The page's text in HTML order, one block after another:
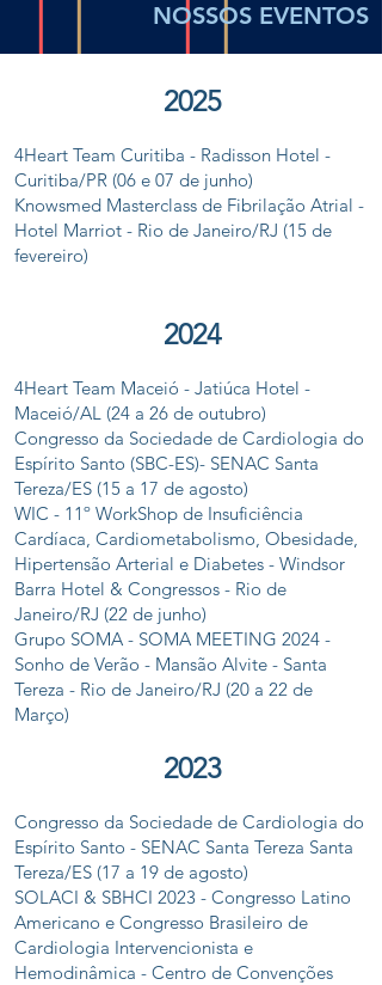
NOSSOS EVENTOS
2025
4Heart Team Curitiba - Radisson Hotel -
Curitiba/PR (06 e 07 de junho)
Knowsmed Masterclass de Fibrilação Atrial -
Hotel Marriot - Rio de Janeiro/RJ (15 de
fevereiro)
2024
4Heart Team Maceió - Jatiúca Hotel -
Maceió/AL (24 a 26 de outubro)
Congresso da Sociedade de Cardiologia do
Espírito Santo (SBC-ES)- SENAC Santa
Tereza/ES (15 a 17 de agosto)
WIC - 11º WorkShop de Insuficiência
Cardíaca, Cardiometabolismo, Obesidade,
Hipertensão Arterial e Diabetes - Windsor
Barra Hotel & Congressos - Rio de
Janeiro/RJ (22 de junho)
Grupo SOMA - SOMA MEETING 2024 -
Sonho de Verão - Mansão Alvite - Santa
Tereza - Rio de Janeiro/RJ (20 a 22 de
Março)
2023
Congresso da Sociedade de Cardiologia do
Espírito Santo - SENAC Santa Tereza Santa
Tereza/ES (17 a 19 de agosto)
SOLACI & SBHCI 2023 - Congresso Latino
Americano e Congresso Brasileiro de
Cardiologia Intervencionista e
Hemodinâmica - Centro de Convenções